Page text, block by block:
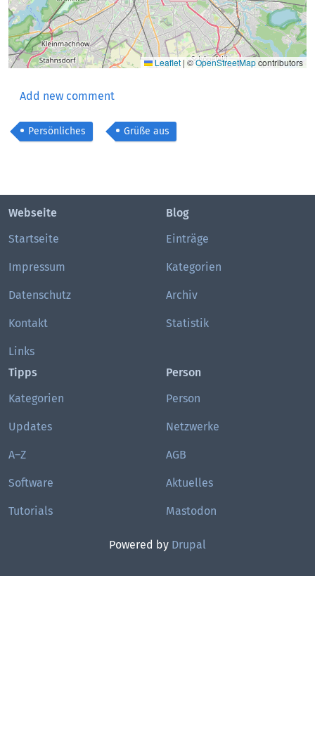
Leaflet | ©OpenStreetMapcontributors
Add new comment
Persönliches Grüße aus
Webseite
Startseite
Impressum
Datenschutz
Kontakt
Links
Blog
Einträge
Kategorien
Archiv
Statistik
Tipps
Kategorien
Updates
A–Z
Software
Tutorials
Person
Person
Netzwerke
AGB
Aktuelles
Mastodon
Powered by Drupal